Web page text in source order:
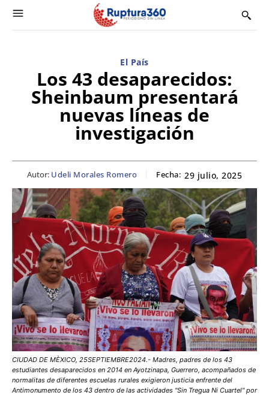
El País
Los 43 desaparecidos:
Sheinbaum presentará
nuevas líneas de
investigación
Autor: Udeli Morales Romero Fecha: 29 julio, 2025
CIUDAD DE MÈXICO, 25SEPTIEMBRE2024.- Madres, padres de los 43
estudiantes desaparecidos en 2014 en Ayotzinapa, Guerrero, acompañados de
normalitas de diferentes escuelas rurales exigieron justicia enfrente del
Antimonumento de los 43 dentro de las actividades "Sin Tregua Ni Cuartel" por